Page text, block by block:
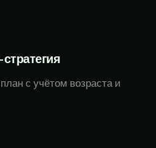
с учётом возраста и